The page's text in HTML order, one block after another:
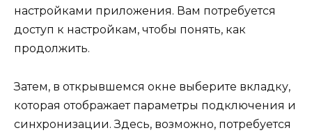
настройками приложения. Вам потребуется
доступ к настройкам, чтобы понять, как
продолжить.
Затем, в открывшемся окне выберите вкладку,
которая отображает параметры подключения и
синхронизации. Здесь, возможно, потребуется